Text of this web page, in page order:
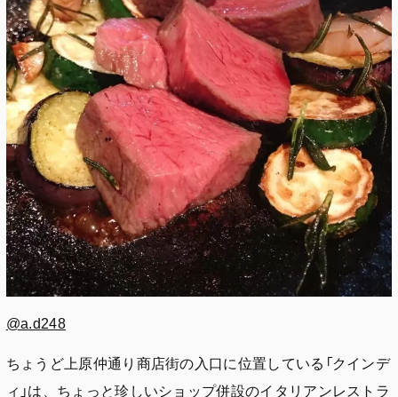
@a.d248
ちょうど上原仲通り商店街の入口に位置している「クインデ
ィ」は、ちょっと珍しいショップ併設のイタリアンレストラ